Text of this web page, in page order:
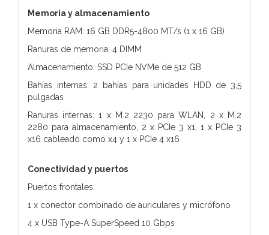
Memoria y almacenamiento
Memoria RAM: 16 GB DDR5-4800 MT/s (1 x 16 GB)
Ranuras de memoria: 4 DIMM
Almacenamiento: SSD PCIe NVMe de 512 GB
Bahías internas: 2 bahías para unidades HDD de 3,5
pulgadas
Ranuras internas: 1 x M.2 2230 para WLAN, 2 x M.2
2280 para almacenamiento, 2 x PCIe 3 x1, 1 x PCIe 3
x16 cableado como x4 y 1 x PCIe 4 x16
Conectividad y puertos
Puertos frontales:
1 x conector combinado de auriculares y micrófono
4 x USB Type-A SuperSpeed 10 Gbps